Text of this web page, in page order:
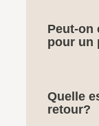
Peut-on
pour un
Quelle
retour?